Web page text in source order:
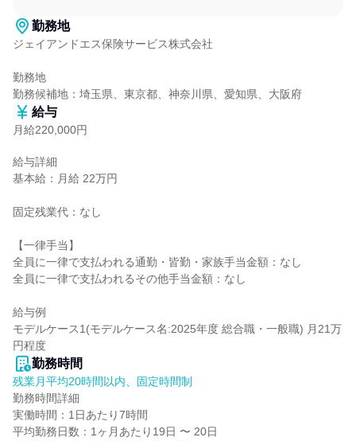
勤務地
ジェイアンドエス保険サービス株式会社
勤務地
勤務候補地：埼玉県、東京都、神奈川県、愛知県、大阪府
給与
月給220,000円
給与詳細
基本給：月給 22万円
固定残業代：なし
【一律手当】
全員に一律で支払われる通勤・皆勤・家族手当金額：なし
全員に一律で支払われるその他手当金額：なし
給与例
モデルケース1(モデルケース名:2025年度 総合職・一般職) 月21万
円程度
勤務時間
残業月平均20時間以内、固定時間制
勤務時間詳細
実働時間：1日あたり7時間
平均勤務日数：1ヶ月あたり19日 〜 20日